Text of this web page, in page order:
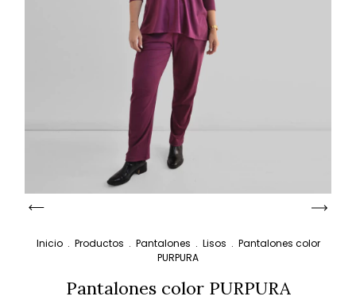
Inicio . Productos . Pantalones . Lisos . Pantalones color
PURPURA
Pantalones color PURPURA